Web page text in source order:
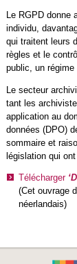
Le RGPD
individu,
qui traitent leurs
règles et le
public, un
Le secteur
tant les
application au
données (DPO)
sommaire et
législation qui
Télécharger
(Cet ouvrage
néerlandais)